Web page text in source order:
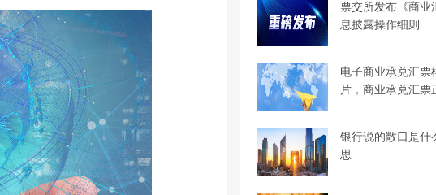
票交所发布《商业
息披露操作细则…
电子商业承兑汇票
片，商业承兑汇
银行说的敞口是什
思…